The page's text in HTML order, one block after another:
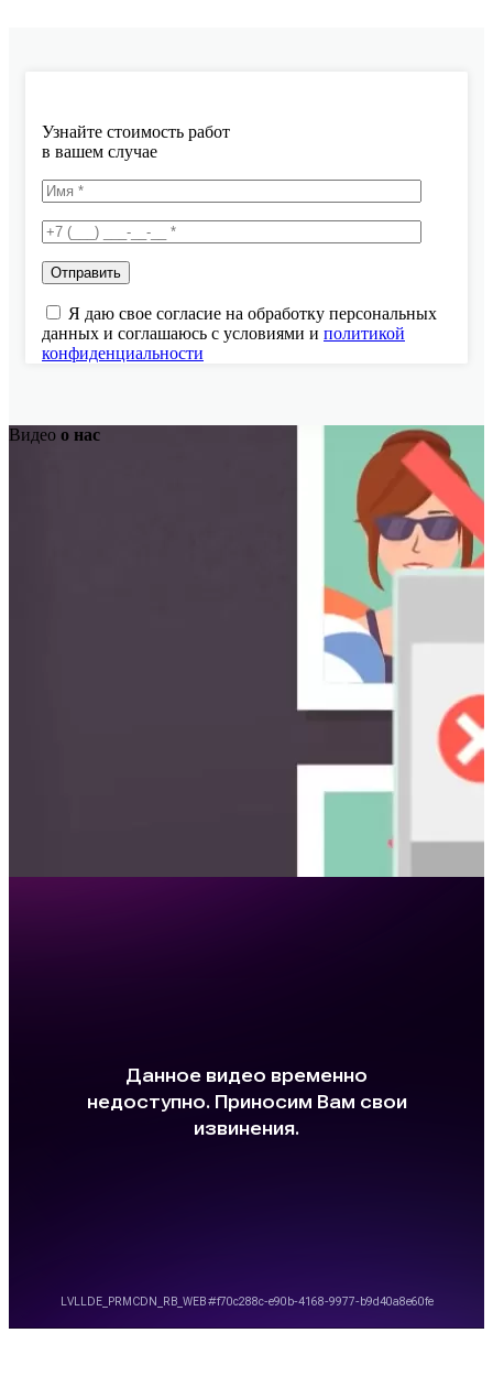
Узнайте стоимость работ
в вашем случае
Я даю свое согласие на обработку персональных
данных и соглашаюсь с условиями и политикой
конфиденциальности
Видео о нас